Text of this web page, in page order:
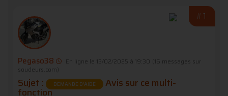
#1
Pegaso38 En ligne le 13/02/2025 à 19:30
(16 messages sur
soudeurs.com)
Sujet : DEMANDE D’AIDE Avis sur ce multi-
fonction